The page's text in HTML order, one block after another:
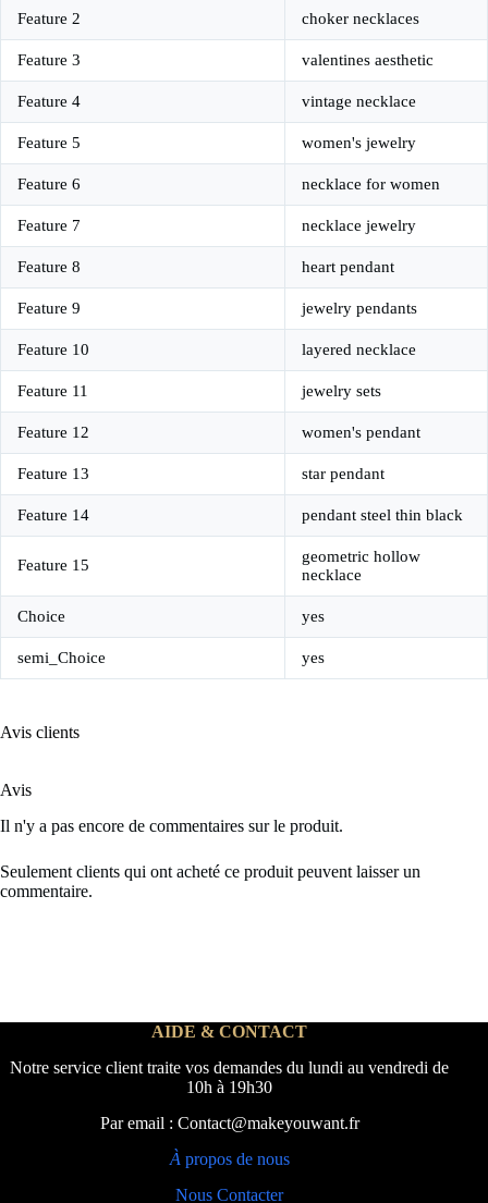
Feature 2 choker necklaces
Feature 3 valentines aesthetic
Feature 4 vintage necklace
Feature 5 women's jewelry
Feature 6 necklace for women
Feature 7 necklace jewelry
Feature 8 heart pendant
Feature 9 jewelry pendants
Feature 10 layered necklace
Feature 11 jewelry sets
Feature 12 women's pendant
Feature 13 star pendant
Feature 14 pendant steel thin black
Feature 15
geometric hollow
necklace
Choice yes
semi_Choice yes
Avis clients
Avis
Il n'y a pas encore de commentaires sur le produit.
Seulement clients qui ont acheté ce produit peuvent laisser un
commentaire.
AIDE & CONTACT
Notre service client traite vos demandes du lundi au vendredi de
10h à 19h30
Par email : Contact@makeyouwant.fr
À propos de nous
Nous Contacter